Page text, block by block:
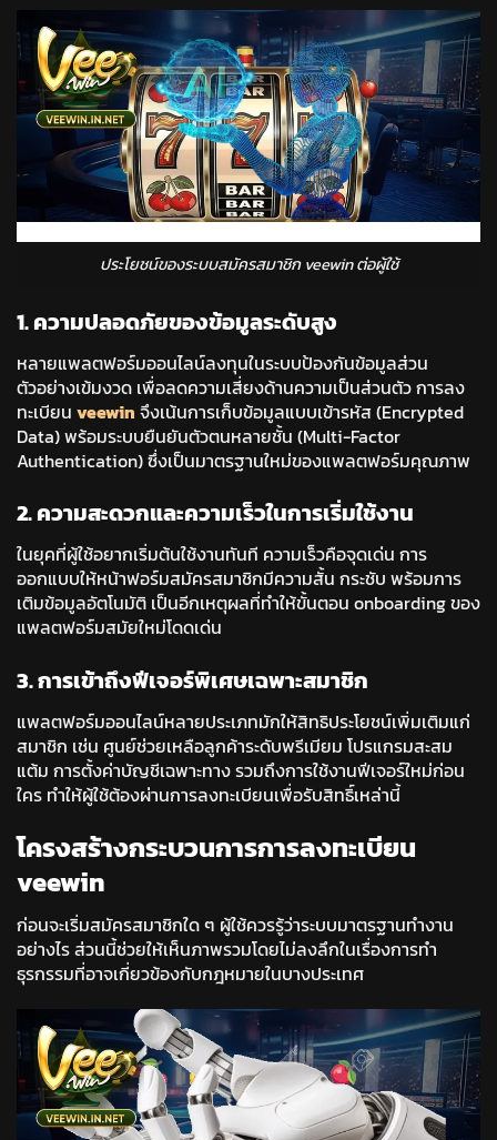
ประโยชน์ของระบบสมัครสมาชิก veewin ต่อผู้ใช้
1. ความปลอดภัยของข้อมูลระดับสูง
หลายแพลตฟอร์มออนไลน์ลงทุนในระบบป้องกันข้อมูลส่วน
ตัวอย่างเข้มงวด เพื่อลดความเสี่ยงด้านความเป็นส่วนตัว การลง
ทะเบียน veewin จึงเน้นการเก็บข้อมูลแบบเข้ารหัส (Encrypted
Data) พร้อมระบบยืนยันตัวตนหลายชั้น (Multi-Factor
Authentication) ซึ่งเป็นมาตรฐานใหม่ของแพลตฟอร์มคุณภาพ
2. ความสะดวกและความเร็วในการเริ่มใช้งาน
ในยุคที่ผู้ใช้อยากเริ่มต้นใช้งานทันที ความเร็วคือจุดเด่น การ
ออกแบบให้หน้าฟอร์มสมัครสมาชิกมีความสั้น กระชับ พร้อมการ
เติมข้อมูลอัตโนมัติ เป็นอีกเหตุผลที่ทำให้ขั้นตอน onboarding ของ
แพลตฟอร์มสมัยใหม่โดดเด่น
3. การเข้าถึงฟีเจอร์พิเศษเฉพาะสมาชิก
แพลตฟอร์มออนไลน์หลายประเภทมักให้สิทธิประโยชน์เพิ่มเติมแก่
สมาชิก เช่น ศูนย์ช่วยเหลือลูกค้าระดับพรีเมียม โปรแกรมสะสม
แต้ม การตั้งค่าบัญชีเฉพาะทาง รวมถึงการใช้งานฟีเจอร์ใหม่ก่อน
ใคร ทำให้ผู้ใช้ต้องผ่านการลงทะเบียนเพื่อรับสิทธิ์เหล่านี้
โครงสร้างกระบวนการการลงทะเบียน
veewin
ก่อนจะเริ่มสมัครสมาชิกใด ๆ ผู้ใช้ควรรู้ว่าระบบมาตรฐานทำงาน
อย่างไร ส่วนนี้ช่วยให้เห็นภาพรวมโดยไม่ลงลึกในเรื่องการทำ
ธุรกรรมที่อาจเกี่ยวข้องกับกฎหมายในบางประเทศ